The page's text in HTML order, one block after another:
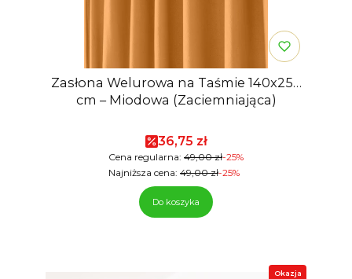
Zasłona Welurowa na Taśmie 140x250
cm – Miodowa (Zaciemniająca)
Cena promocyjna
36,75 zł
Cena regularna: 49,00 zł-25%
Najniższa cena: 49,00 zł-25%
Do koszyka
Okazja